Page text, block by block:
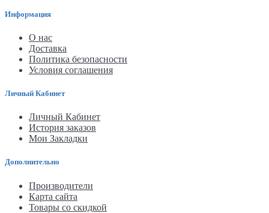
Информация
О нас
Доставка
Политика безопасности
Условия соглашения
Личный Кабинет
Личный Кабинет
История заказов
Мои Закладки
Дополнительно
Производители
Карта сайта
Товары со скидкой